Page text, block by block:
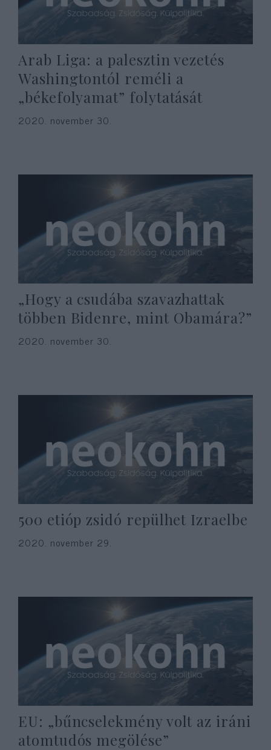
Arab Liga: a palesztin vezetés
Washingtontól reméli a
„békefolyamat” folytatását
2020. november 30.
„Hogy a csudába szavazhattak
többen Bidenre, mint Obamára?”
2020. november 30.
500 etióp zsidó repülhet Izraelbe
2020. november 29.
EU: „bűncselekmény volt az iráni
atomtudós megölése”